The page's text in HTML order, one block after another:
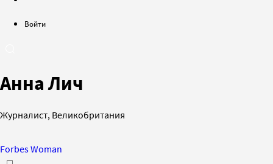
Войти
Анна Лич
Журналист, Великобритания
Forbes Woman